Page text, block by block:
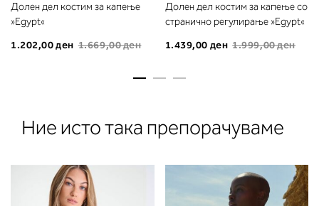
Долен дел костим за капење
»Egypt«
1.202,00 ден 1.669,00 ден
Долен дел костим за капење со
странично регулирање »Egypt«
1.439,00 ден 1.999,00 ден
Ние исто така препорачуваме
2. Обем на градите